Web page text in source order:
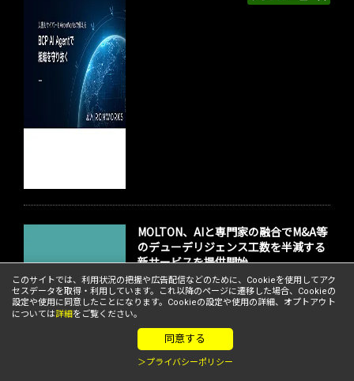
メンバーニュース
MOLTON、AIと専門家の融合でM&A等
のデューデリジェンス工数を半減する
新サービスを提供開始
このサイトでは、利用状況の把握や広告配信などのために、Cookieを使用してアク
セスデータを取得・利用しています。これ以降のページに遷移した場合、Cookieの
設定や使用に同意したことになります。Cookieの設定や使用の詳細、オプトアウト
については詳細をご覧ください。
同意する
＞プライバシーポリシー